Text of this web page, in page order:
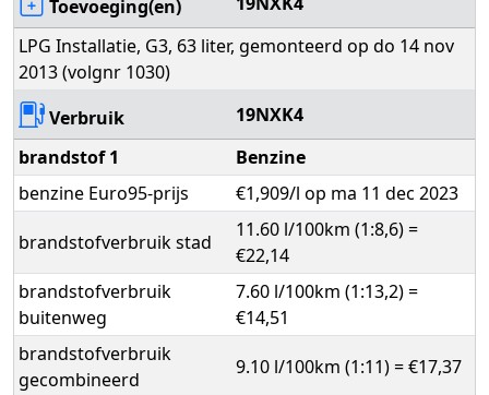
Toevoeging(en)
LPG Installatie, G3, 63 liter, gemonteerd op do 14 nov
2013 (volgnr 1030)
Verbruik
19NXK4
brandstof 1
Benzine
benzine Euro95-prijs
€1,909/l op ma 11 dec 2023
brandstofverbruik stad
11.60 l/100km (1:8,6) =
€22,14
brandstofverbruik
buitenweg
7.60 l/100km (1:13,2) =
€14,51
brandstofverbruik
gecombineerd
9.10 l/100km (1:11) = €17,37